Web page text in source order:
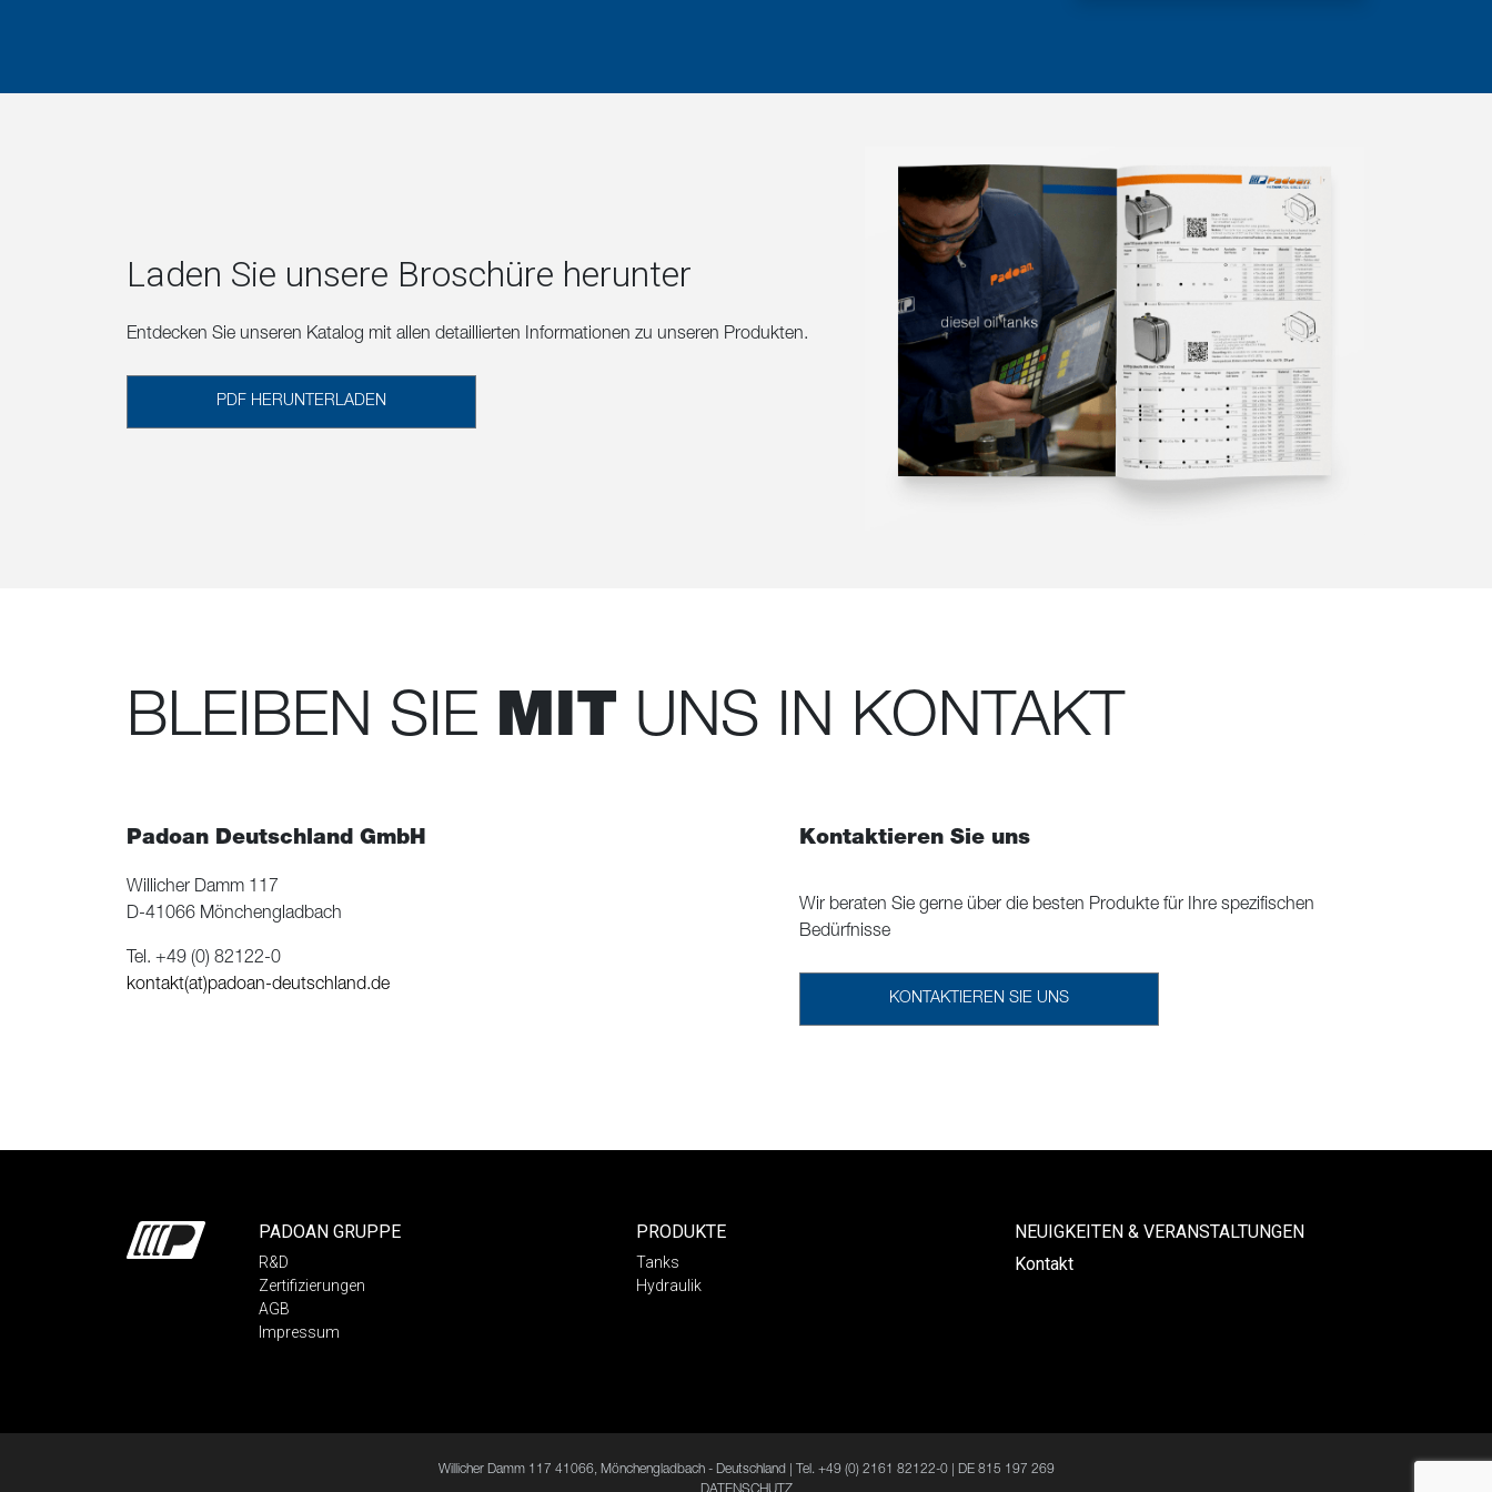
Laden Sie unsere Broschüre herunter
Entdecken Sie unseren Katalog mit allen detaillierten Informationen zu unseren Produkten.
PDF HERUNTERLADEN
BLEIBEN SIE MIT UNS IN KONTAKT
Padoan Deutschland GmbH
Willicher Damm 117
D-41066 Mönchengladbach
Tel. +49 (0) 82122-0
kontakt(at)padoan-deutschland.de
Kontaktieren Sie uns
Wir beraten Sie gerne über die besten Produkte für Ihre spezifischen
Bedürfnisse
KONTAKTIEREN SIE UNS
PADOAN GRUPPE
R&D
Zertifizierungen
AGB
Impressum
PRODUKTE
Tanks
Hydraulik
NEUIGKEITEN & VERANSTALTUNGEN
Kontakt
Willicher Damm 117 41066, Mönchengladbach - Deutschland | Tel. +49 (0) 2161 82122-0 | DE 815 197 269